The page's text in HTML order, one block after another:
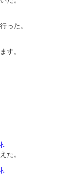
った。
す。
.
た。
.